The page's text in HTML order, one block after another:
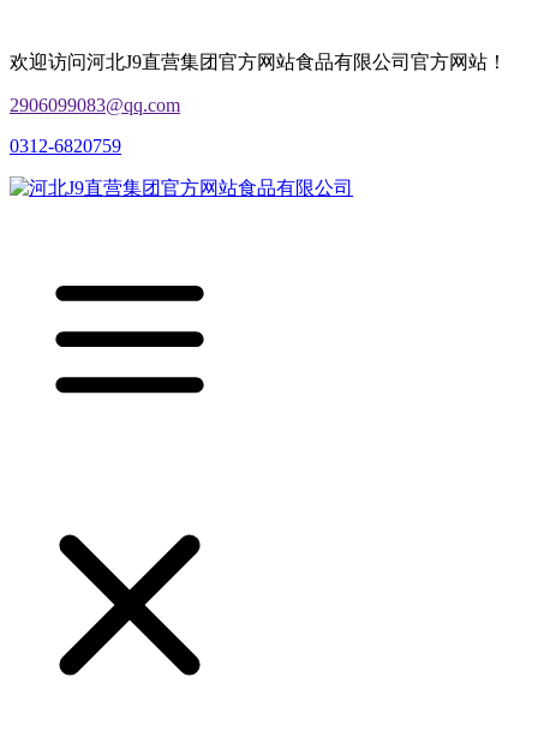
欢迎访问河北J9直营集团官方网站食品有限公司官方网站！
2906099083@qq.com
0312-6820759